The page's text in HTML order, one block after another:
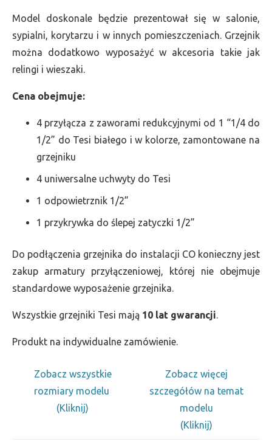
Model doskonale będzie prezentował się w salonie,
sypialni, korytarzu i w innych pomieszczeniach. Grzejnik
można dodatkowo wyposażyć w akcesoria takie jak
relingi i wieszaki.
Cena obejmuje:
4 przyłącza z zaworami redukcyjnymi od 1 “1/4 do
1/2” do Tesi białego i w kolorze, zamontowane na
grzejniku
4 uniwersalne uchwyty do Tesi
1 odpowietrznik 1/2”
1 przykrywka do ślepej zatyczki 1/2”
Do podłączenia grzejnika do instalacji CO konieczny jest
zakup armatury przyłączeniowej, której nie obejmuje
standardowe wyposażenie grzejnika.
Wszystkie grzejniki Tesi mają 10 lat gwarancji.
Produkt na indywidualne zamówienie.
Zobacz wszystkie
rozmiary modelu
(Kliknij)
Zobacz więcej
szczegółów na temat
modelu
(Kliknij)